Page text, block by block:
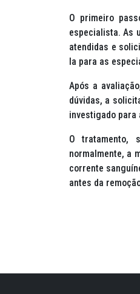
O primeiro
especialista. As
atendidas e
la para as
Após a
dúvidas, a
investigado para
O tratamento,
normalmente, a
corrente
antes da